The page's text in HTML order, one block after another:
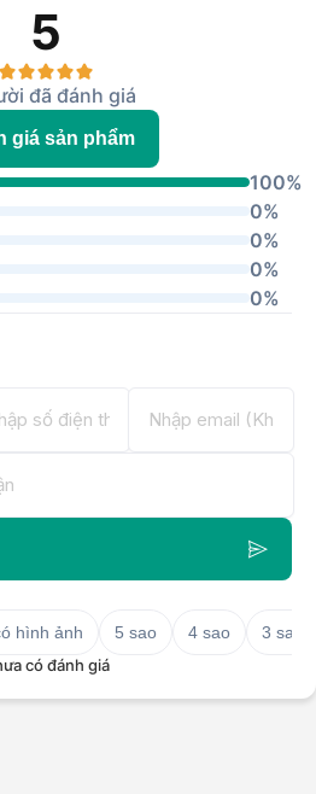
5
đã đánh giá
giá sản phẩm
100%
0%
0%
0%
0%
hình ảnh 5 sao 4 sao
3 sao
có đánh giá